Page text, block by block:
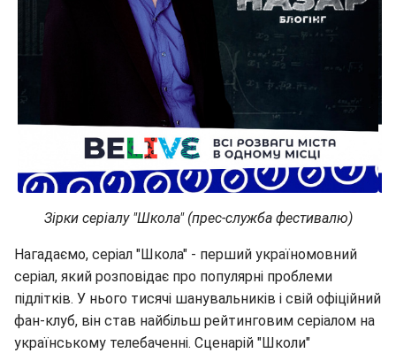
Зірки серіалу "Школа" (прес-служба фестивалю)
Нагадаємо, серіал "Школа" - перший україномовний
серіал, який розповідає про популярні проблеми
підлітків. У нього тисячі шанувальників і свій офіційний
фан-клуб, він став найбільш рейтинговим серіалом на
українському телебаченні. Сценарій "Школи"